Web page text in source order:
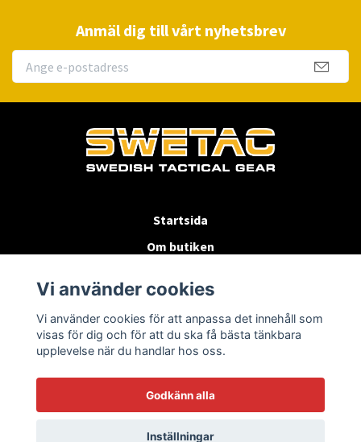
Anmäl dig till vårt nyhetsbrev
Startsida
Om butiken
Byten & Returer
Kontakta oss
Vi använder cookies
Vi använder cookies för att anpassa det innehåll som
visas för dig och för att du ska få bästa tänkbara
upplevelse när du handlar hos oss.
Godkänn alla
Inställningar